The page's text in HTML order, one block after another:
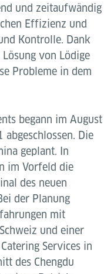
und zeitaufwändig
Effizienz und
Kontrolle. Dank
von Lödige
Probleme in dem
begann im August
Die
geplant. In
im Vorfeld die
des neuen
der Planung
mit
und einer
Services in
des Chengdu